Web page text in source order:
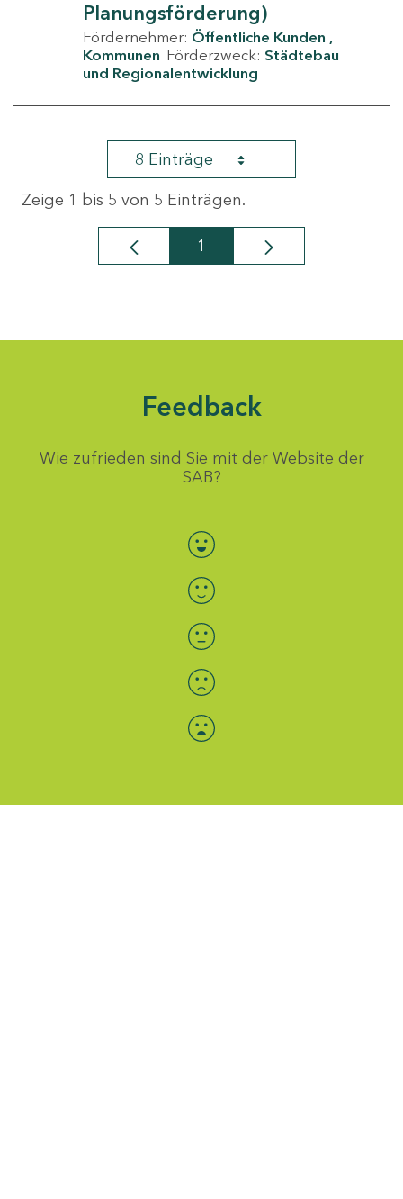
Planungsförderung)
Fördernehmer: Öffentliche Kunden
Kommunen Förderzweck: Städtebau
und Regionalentwicklung
8 Einträge
Zeige 1 bis 5 von 5 Einträgen.
Seite
1
Feedback
Wie zufrieden sind Sie mit der Website der
SAB?
Bewertung auswählen